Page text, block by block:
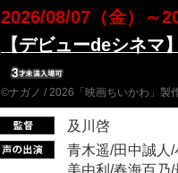
2026/08/07（金）～
【デビューdeシネマ
©ナガノ / 2026「映画ちいかわ」製
及川啓
青木遥/田中誠人
美由利/春海百乃